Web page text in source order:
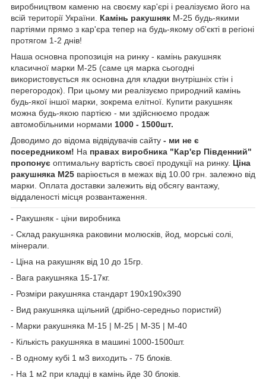
виробництвом каменю на своєму кар'єрі і реалізуємо його на
всій території України. Камінь ракушняк М-25 будь-якими
партіями прямо з кар'єра тепер на будь-якому об'єкті в регіоні
протягом 1-2 днів!
Наша основна пропозиція на ринку - камінь ракушняк
класичної марки М-25 (саме ця марка сьогодні
використовується як основна для кладки внутрішніх стін і
перегородок). При цьому ми реалізуємо природний камінь
будь-якої іншої марки, зокрема елітної. Купити ракушняк
можна будь-якою партією - ми здійснюємо продаж
автомобільними нормами 1000 - 1500шт.
Доводимо до відома відвідувачів сайту - ми не є
посередником! На правах виробника "Кар'єр Південний"
пропонує оптимальну вартість своєї продукції на ринку. Ціна
ракушняка М25 варіюється в межах від 10.00 грн. залежно від
марки. Оплата доставки залежить від обсягу вантажу,
віддаленості місця розвантаження.
- Ракушняк - ціни виробника
- Склад ракушняка раковини молюсків, йод, морські солі,
мінерали.
- Ціна на ракушняк від 10 до 15гр.
- Вага ракушняка 15-17кг.
- Розміри ракушняка стандарт 190х190х390
- Вид ракушняка щільний (дрібно-середньо пористий)
- Марки ракушняка М-15 | М-25 | М-35 | М-40
- Кількість ракушняка в машині 1000-1500шт.
- В одному кубі 1 м3 виходить - 75 блоків.
- На 1 м2 при кладці в камінь йде 30 блоків.